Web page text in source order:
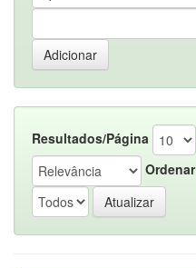
Resultados/Página
Ordenar